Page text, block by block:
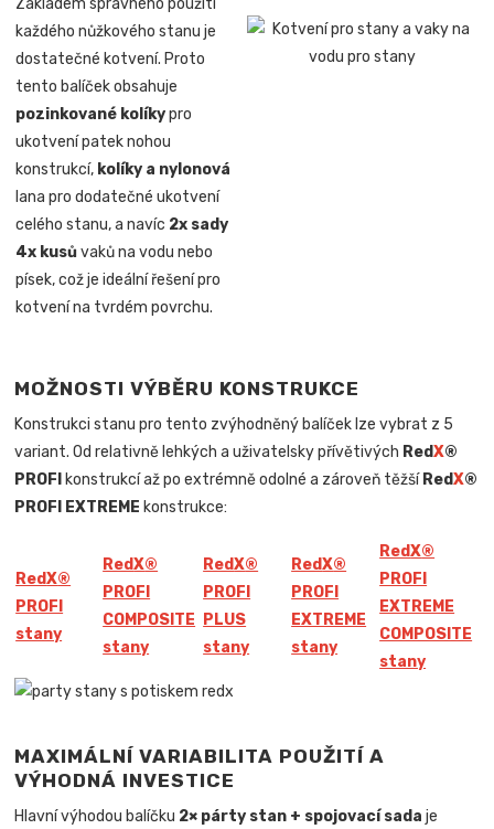
Základem správného použití
každého nůžkového stanu je
dostatečné kotvení. Proto
tento balíček obsahuje
pozinkované kolíkypro
ukotvení patek nohou
konstrukcí, kolíky a nylonová
lana pro dodatečné ukotvení
celého stanu, a navíc 2x sady
4x kusůvaků na vodu nebo
písek, což je ideální řešení pro
kotvení na tvrdém povrchu.
MOŽNOSTI VÝBĚRU KONSTRUKCE
Konstrukci stanu pro tento zvýhodněný balíček lze vybrat z 5
variant. Od relativně lehkých a uživatelsky přívětivých RedX®
PROFI konstrukcí až po extrémně odolné a zároveň těžší RedX®
PROFI EXTREME konstrukce:
RedX®
PROFI
stany
RedX®
PROFI
COMPOSITE
stany
RedX®
PROFI
PLUS
stany
RedX®
PROFI
EXTREME
stany
RedX®
PROFI
EXTREME
COMPOSITE
stany
MAXIMÁLNÍ VARIABILITA POUŽITÍ A
VÝHODNÁ INVESTICE
Hlavní výhodou balíčku 2× párty stan + spojovací sada je